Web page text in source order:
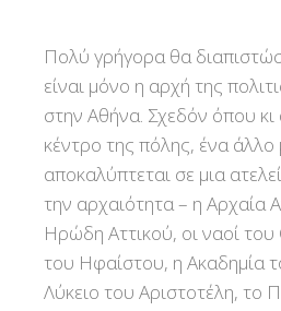
Πολύ γρήγορα θα
είναι μόνο η αρχή της
στην Αθήνα. Σχεδόν όπου κι
κέντρο της πόλης, ένα άλλο
αποκαλύπτεται σε μια
την αρχαιότητα – η Αρχαία
Ηρώδη Αττικού, οι ναοί
του Ηφαίστου, η Ακαδημία
Λύκειο του Αριστοτέλη, το